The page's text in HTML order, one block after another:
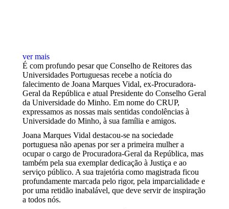
ver mais
É com profundo pesar que Conselho de Reitores das
Universidades Portuguesas recebe a notícia do
falecimento de Joana Marques Vidal, ex-Procuradora-
Geral da República e atual Presidente do Conselho Geral
da Universidade do Minho. Em nome do CRUP,
expressamos as nossas mais sentidas condolências à
Universidade do Minho, à sua família e amigos.
Joana Marques Vidal destacou-se na sociedade
portuguesa não apenas por ser a primeira mulher a
ocupar o cargo de Procuradora-Geral da República, mas
também pela sua exemplar dedicação à Justiça e ao
serviço público. A sua trajetória como magistrada ficou
profundamente marcada pelo rigor, pela imparcialidade e
por uma retidão inabalável, que deve servir de inspiração
a todos nós.